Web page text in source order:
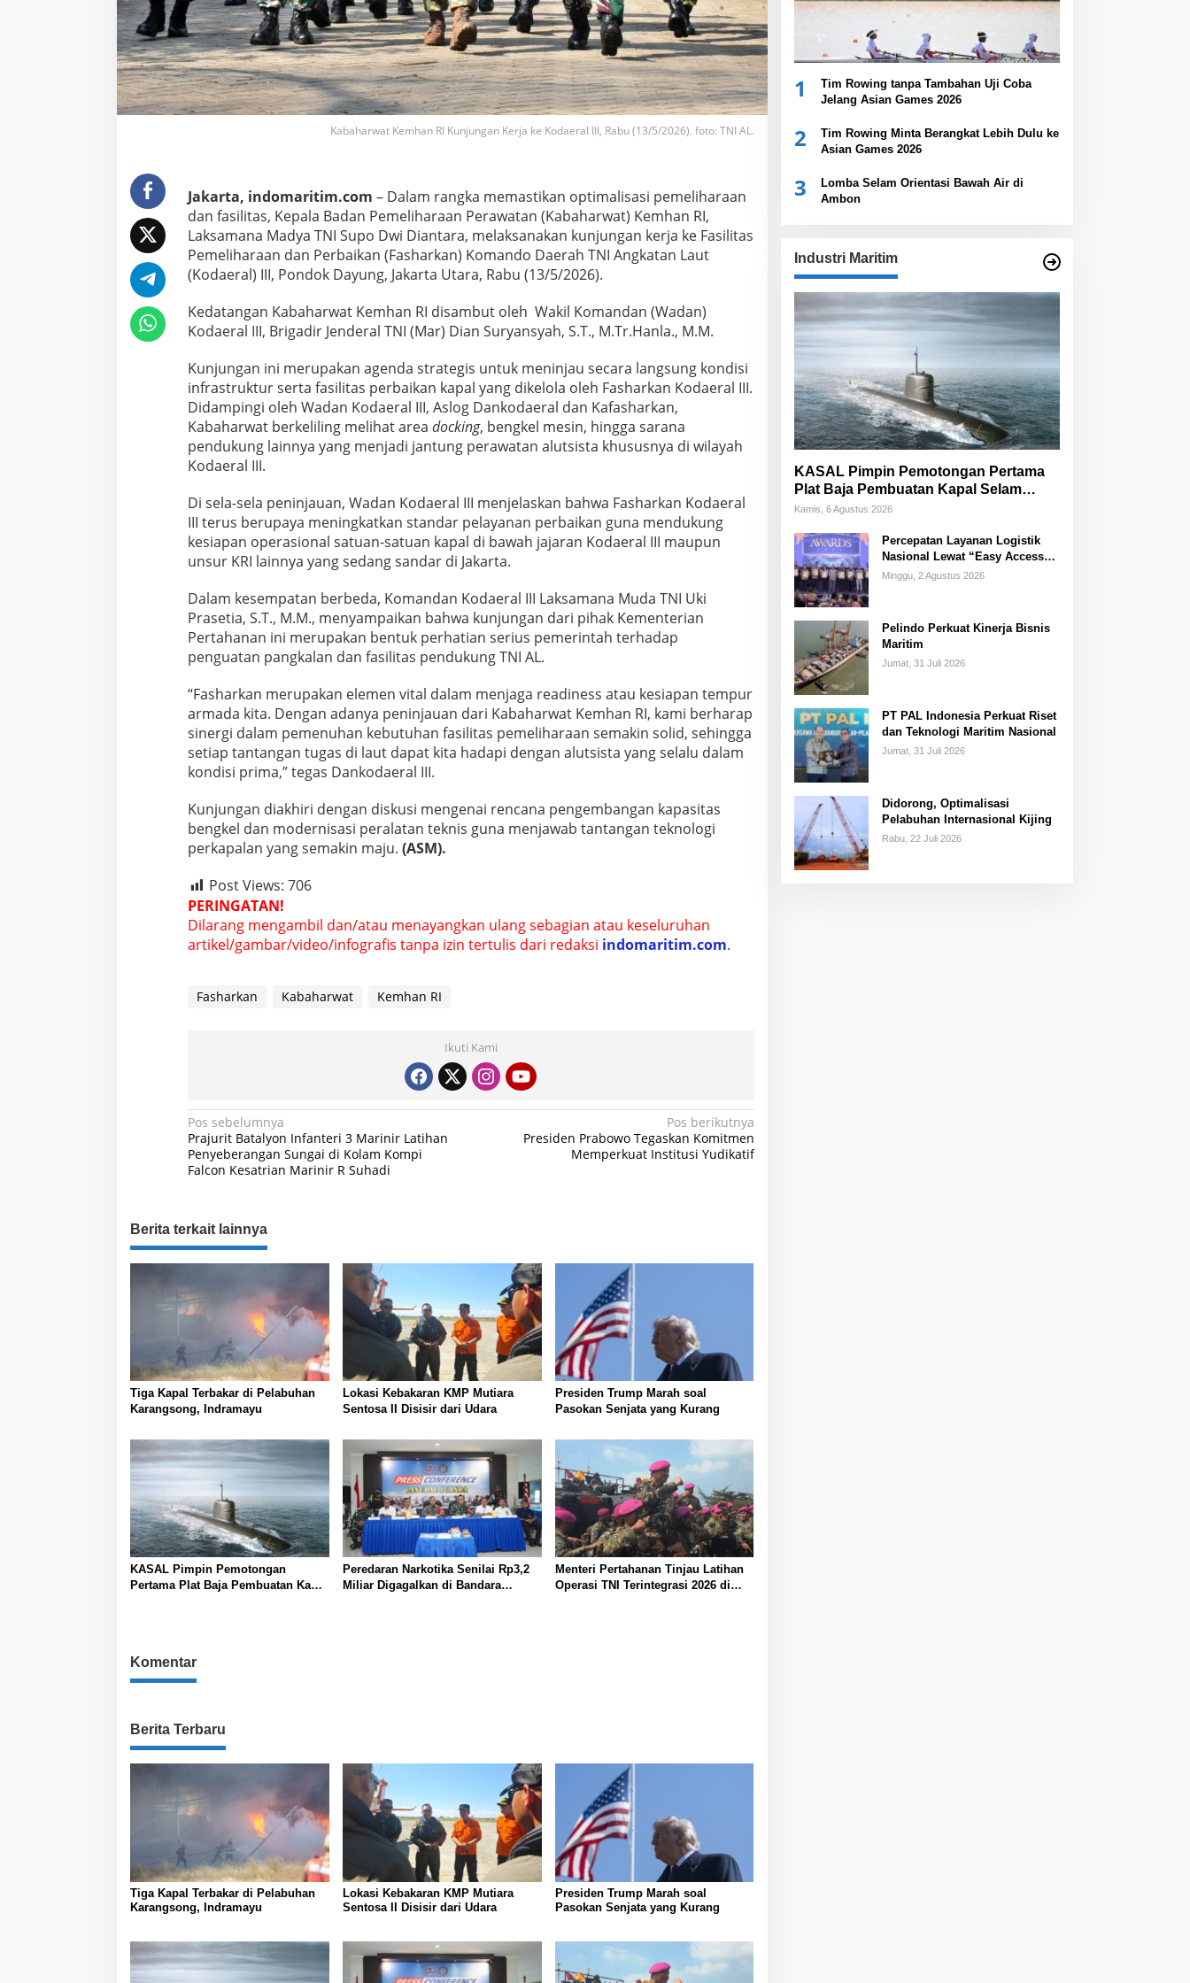
e
K
o
d
a
e
r
Kabaharwat Kemhan RI Kunjungan Kerja ke Kodaeral III, Rabu (13/5/2026). foto: TNI AL.
Jakarta, indomaritim.com – Dalam rangka memastikan optimalisasi pemeliharaan
dan fasilitas, Kepala Badan Pemeliharaan Perawatan (Kabaharwat) Kemhan RI,
Laksamana Madya TNI Supo Dwi Diantara, melaksanakan kunjungan kerja ke Fasilitas
Pemeliharaan dan Perbaikan (Fasharkan) Komando Daerah TNI Angkatan Laut
(Kodaeral) III, Pondok Dayung, Jakarta Utara, Rabu (13/5/2026).
Kedatangan Kabaharwat Kemhan RI disambut oleh Wakil Komandan (Wadan)
Kodaeral III, Brigadir Jenderal TNI (Mar) Dian Suryansyah, S.T., M.Tr.Hanla., M.M.
Kunjungan ini merupakan agenda strategis untuk meninjau secara langsung kondisi
infrastruktur serta fasilitas perbaikan kapal yang dikelola oleh Fasharkan Kodaeral III.
Didampingi oleh Wadan Kodaeral III, Aslog Dankodaeral dan Kafasharkan,
Kabaharwat berkeliling melihat area docking, bengkel mesin, hingga sarana
pendukung lainnya yang menjadi jantung perawatan alutsista khususnya di wilayah
Kodaeral III.
Di sela-sela peninjauan, Wadan Kodaeral III menjelaskan bahwa Fasharkan Kodaeral
III terus berupaya meningkatkan standar pelayanan perbaikan guna mendukung
kesiapan operasional satuan-satuan kapal di bawah jajaran Kodaeral III maupun
unsur KRI lainnya yang sedang sandar di Jakarta.
Dalam kesempatan berbeda, Komandan Kodaeral III Laksamana Muda TNI Uki
Prasetia, S.T., M.M., menyampaikan bahwa kunjungan dari pihak Kementerian
Pertahanan ini merupakan bentuk perhatian serius pemerintah terhadap
penguatan pangkalan dan fasilitas pendukung TNI AL.
“Fasharkan merupakan elemen vital dalam menjaga readiness atau kesiapan tempur
armada kita. Dengan adanya peninjauan dari Kabaharwat Kemhan RI, kami berharap
sinergi dalam pemenuhan kebutuhan fasilitas pemeliharaan semakin solid, sehingga
setiap tantangan tugas di laut dapat kita hadapi dengan alutsista yang selalu dalam
kondisi prima,” tegas Dankodaeral III.
Kunjungan diakhiri dengan diskusi mengenai rencana pengembangan kapasitas
bengkel dan modernisasi peralatan teknis guna menjawab tantangan teknologi
perkapalan yang semakin maju. (ASM).
Post Views: 706
PERINGATAN!
Dilarang mengambil dan/atau menayangkan ulang sebagian atau keseluruhan
artikel/gambar/video/infografis tanpa izin tertulis dari redaksi indomaritim.com.
Fasharkan Kabaharwat Kemhan RI
Ikuti Kami
N
a
v
g
a
i
o
s
Pos sebelumnya
Prajurit Batalyon Infanteri 3 Marinir Latihan
Penyeberangan Sungai di Kolam Kompi
Falcon Kesatrian Marinir R Suhadi
Pos berikutnya
Presiden Prabowo Tegaskan Komitmen
Memperkuat Institusi Yudikatif
Berita terkait lainnya
Tiga Kapal Terbakar di Pelabuhan
Karangsong, Indramayu
Lokasi Kebakaran KMP Mutiara
Sentosa II Disisir dari Udara
Presiden Trump Marah soal
Pasokan Senjata yang Kurang
KASAL Pimpin Pemotongan
Pertama Plat Baja Pembuatan Kapal
Peredaran Narkotika Senilai Rp3,2
Miliar Digagalkan di Bandara
Menteri Pertahanan Tinjau Latihan
Operasi TNI Terintegrasi 2026 di
Komentar
Berita Terbaru
Tiga Kapal Terbakar di Pelabuhan
Karangsong, Indramayu
Lokasi Kebakaran KMP Mutiara
Sentosa II Disisir dari Udara
Presiden Trump Marah soal
Pasokan Senjata yang Kurang
1
Tim Rowing tanpa Tambahan Uji Coba
Jelang Asian Games 2026
2
Tim Rowing Minta Berangkat Lebih Dulu ke
Asian Games 2026
3
Lomba Selam Orientasi Bawah Air di
Ambon
Industri Maritim
KASAL Pimpin Pemotongan Pertama
Plat Baja Pembuatan Kapal Selam
Scorpene
Kamis, 6 Agustus 2026
Percepatan Layanan Logistik
Nasional Lewat “Easy Access
Zone Integration”
Minggu, 2 Agustus 2026
Pelindo Perkuat Kinerja Bisnis
Maritim
Jumat, 31 Juli 2026
PT PAL Indonesia Perkuat Riset
dan Teknologi Maritim Nasional
Jumat, 31 Juli 2026
Didorong, Optimalisasi
Pelabuhan Internasional Kijing
Rabu, 22 Juli 2026